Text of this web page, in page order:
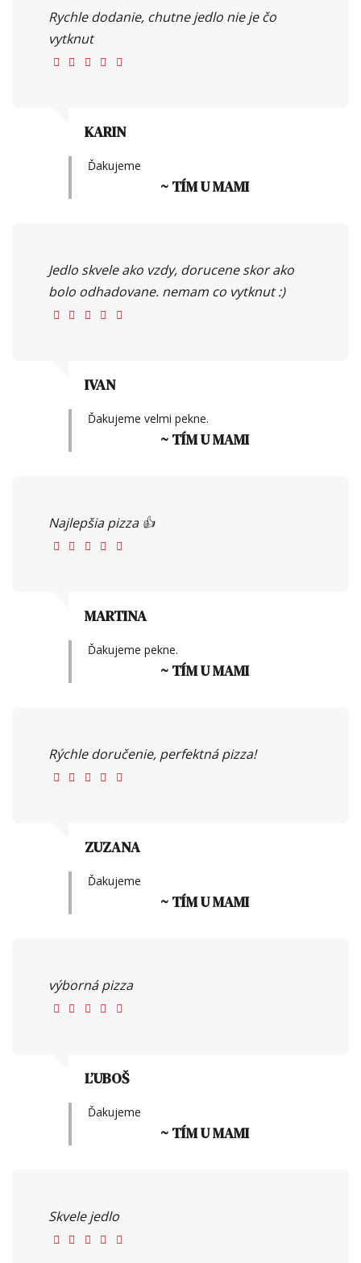
Rychle dodanie, chutne jedlo nie je čo
vytknut
KARIN
Ďakujeme
~ TÍM U MAMI
Jedlo skvele ako vzdy, dorucene skor ako
bolo odhadovane. nemam co vytknut :)
IVAN
Ďakujeme velmi pekne.
~ TÍM U MAMI
Najlepšia pizza 👍
MARTINA
Ďakujeme pekne.
~ TÍM U MAMI
Rýchle doručenie, perfektná pizza!
ZUZANA
Ďakujeme
~ TÍM U MAMI
výborná pizza
ĽUBOŠ
Ďakujeme
~ TÍM U MAMI
Skvele jedlo